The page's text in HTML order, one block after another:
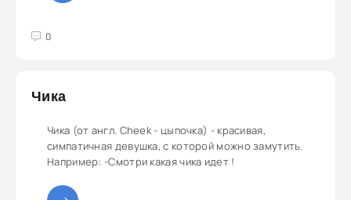
0
5
Чика
Чика (от англ. Cheek - цыпочка) - красивая,
симпатичная девушка, с которой можно замутить.
Например: -Смотри какая чика идет !